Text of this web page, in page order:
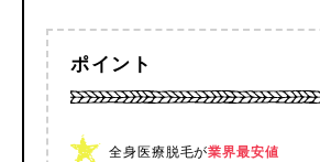
ポイント
全身医療脱毛が業界最安値